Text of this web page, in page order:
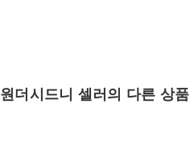
원더시드니 셀러의 다른 상품